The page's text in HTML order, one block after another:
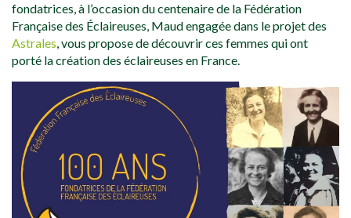
fondatrices, à l’occasion du centenaire de la Fédération
Française des Éclaireuses, Maud engagée dans le projet des
Astrales, vous propose de découvrir ces femmes qui ont
porté la création des éclaireuses en France.